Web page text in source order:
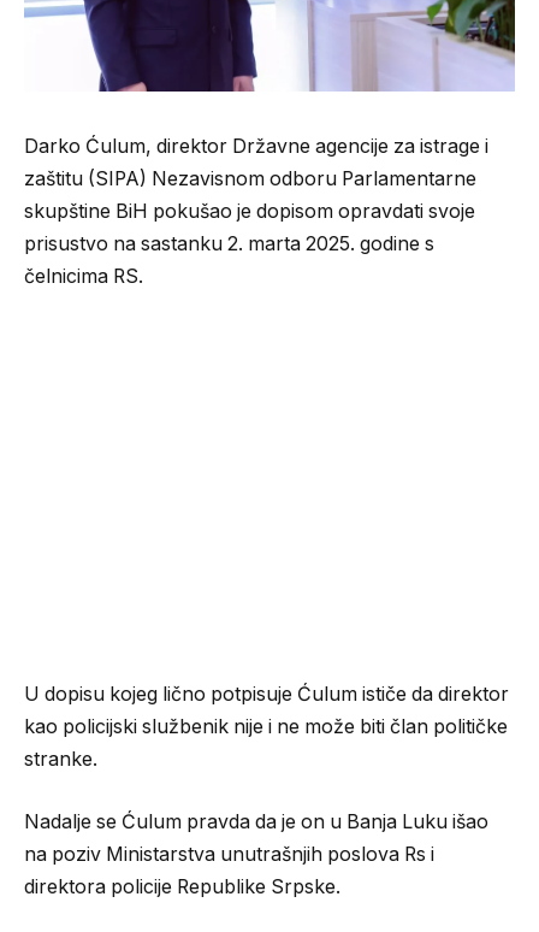
Darko Ćulum, direktor Državne agencije za istrage i
zaštitu (SIPA) Nezavisnom odboru Parlamentarne
skupštine BiH pokušao je dopisom opravdati svoje
prisustvo na sastanku 2. marta 2025. godine s
čelnicima RS.
U dopisu kojeg lično potpisuje Ćulum ističe da direktor
kao policijski službenik nije i ne može biti član političke
stranke.
Nadalje se Ćulum pravda da je on u Banja Luku išao
na poziv Ministarstva unutrašnjih poslova Rs i
direktora policije Republike Srpske.